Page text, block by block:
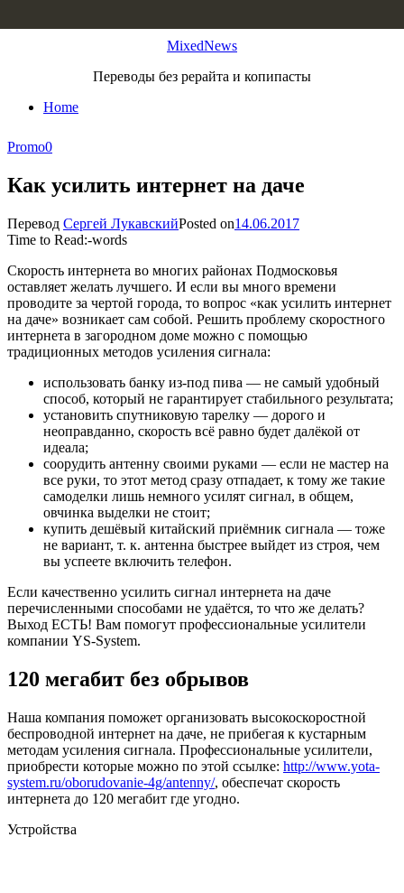
MixedNews
Переводы без рерайта и копипасты
Home
Promo0
Как усилить интернет на даче
Перевод Сергей ЛукавскийPosted on14.06.2017
Time to Read:-words
Скорость интернета во многих районах Подмосковья
оставляет желать лучшего. И если вы много времени
проводите за чертой города, то вопрос «как усилить интернет
на даче» возникает сам собой. Решить проблему скоростного
интернета в загородном доме можно с помощью
традиционных методов усиления сигнала:
использовать банку из-под пива — не самый удобный
способ, который не гарантирует стабильного результата;
установить спутниковую тарелку — дорого и
неоправданно, скорость всё равно будет далёкой от
идеала;
соорудить антенну своими руками — если не мастер на
все руки, то этот метод сразу отпадает, к тому же такие
самоделки лишь немного усилят сигнал, в общем,
овчинка выделки не стоит;
купить дешёвый китайский приёмник сигнала — тоже
не вариант, т. к. антенна быстрее выйдет из строя, чем
вы успеете включить телефон.
Если качественно усилить сигнал интернета на даче
перечисленными способами не удаётся, то что же делать?
Выход ЕСТЬ! Вам помогут профессиональные усилители
компании YS-System.
120 мегабит без обрывов
Наша компания поможет организовать высокоскоростной
беспроводной интернет на даче, не прибегая к кустарным
методам усиления сигнала. Профессиональные усилители,
приобрести которые можно по этой ссылке: http://www.yota-
system.ru/oborudovanie-4g/antenny/, обеспечат скорость
интернета до 120 мегабит где угодно.
Устройства